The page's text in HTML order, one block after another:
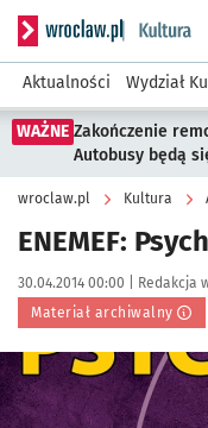
Serwis informacyjny
Aktualności Wydział
WAŻNE Zakończenie
Autobusy będą
wroclaw.pl Kultura
ENEMEF:
Data publikacji:
30.04.2014 00:00 | Autor:
Redakcja
Materiał archiwalny
Kliknij, aby powiększyć